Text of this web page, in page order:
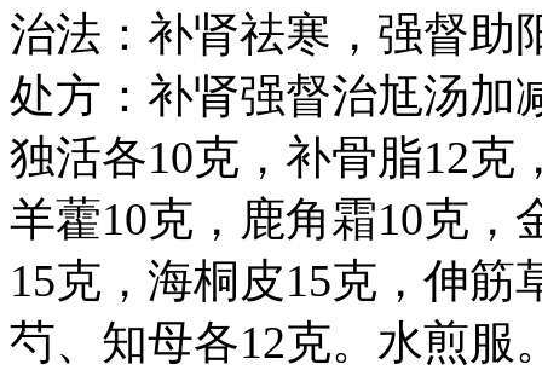
治法：补肾祛寒，强督助
处方：补肾强督治尪汤加
独活各10克，补骨脂12克
羊藿10克，鹿角霜10克，
15克，海桐皮15克，伸筋
芍、知母各12克。水煎服